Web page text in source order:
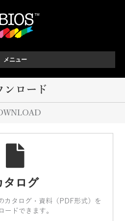
メニュー
ンロード
タログ
カタログ・資料（PDF形式）を
ードできます。